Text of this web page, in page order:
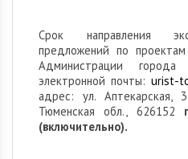
Cрок направления
предложений по
Администрации
электронной почты: urist-
адрес: ул. Аптекарская,
Тюменская обл., 626152
(включительно).